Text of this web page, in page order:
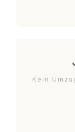
Kein